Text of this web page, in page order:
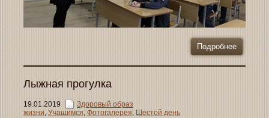
Подробнее
Лыжная прогулка
19.01.2019
Здоровый образ
жизни, Учащимся, Фотогалерея, Шестой день